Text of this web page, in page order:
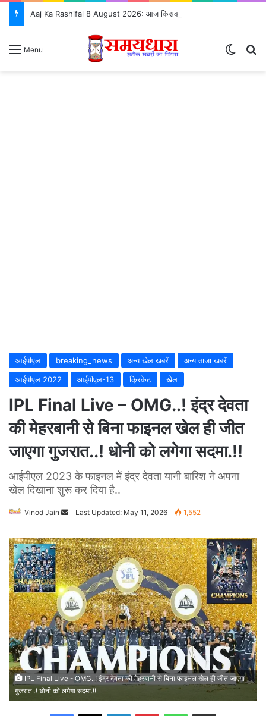
Menu
आईपीएल breaking_news अन्य खेल खबरें
अन्य ताजा खबरें
आईपीएल 2022
आईपीएल-13 क्रिकेट खेल
IPL Final Live – OMG..! इंद्र देवता
की मेहरबानी से बिना फाइनल खेल ही जीत
जाएगा गुजरात..! धोनी को लगेगा सदमा.!!
आईपीएल 2023 के फाइनल में इंद्र देवता यानी बारिश ने अपना
खेल दिखाना शुरू कर दिया है..
Vinod Jain
Send
email
Last Updated: May 11, 2026 1,552
IPL Final Live - OMG..! इंद्र देवता की मेहरबानी से बिना फाइनल खेल ही जीत जाएगा
गुजरात..! धोनी को लगेगा सदमा.!!